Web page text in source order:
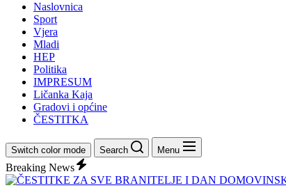
Naslovnica
Sport
Vjera
Mladi
HEP
Politika
IMPRESUM
Ličanka Kaja
Gradovi i općine
ČESTITKA
Switch color mode Search Menu
Breaking News